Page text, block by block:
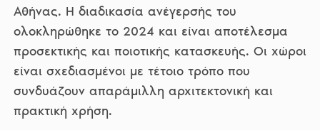
Αθήνας. Η διαδικασία ανέγερσής του
ολοκληρώθηκε το 2024 και είναι αποτέλεσμα
προσεκτικής και ποιοτικής κατασκευής. Οι χώροι
είναι σχεδιασμένοι με τέτοιο τρόπο που
συνδυάζουν απαράμιλλη αρχιτεκτονική και
πρακτική χρήση.